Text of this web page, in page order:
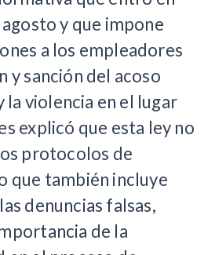
y que impone
a los empleadores
y sanción del acoso
la violencia en el lugar
explicó que esta ley no
protocolos de
que también incluye
denuncias falsas,
de la